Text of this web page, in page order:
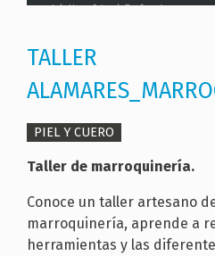
TALLER
PIEL Y CUERO
Taller de marroquinería.
Conoce un taller artesano
marroquinería, aprende a
herramientas y las